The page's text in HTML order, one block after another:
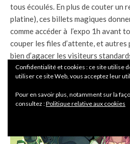
tous écoulés. En plus de couter un
platine), ces billets magiques
comme accéder à l’expo 1h avant
couper les files d’attente, et
bien d’agacer les visiteurs
préfèrent pisser normalement.
Confidentialité et cookies : ce site utilise
utiliser ce site Web, vous acceptez leur
Pour en savoir plus, notamment sur la
consultez :Politique relative aux cookies